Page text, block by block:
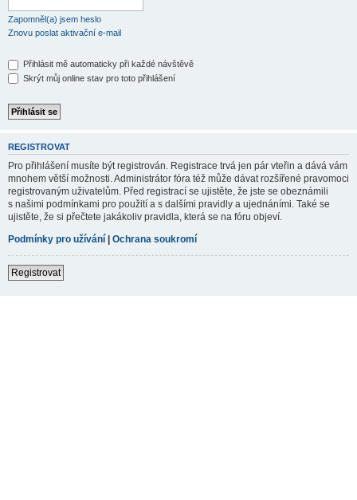
Zapomněl(a) jsem heslo
Znovu poslat aktivační e-mail
Přihlásit mě automaticky při každé návštěvě
Skrýt můj online stav pro toto přihlášení
REGISTROVAT
Pro přihlášení musíte být registrován. Registrace trvá jen pár vteřin a dává vám
mnohem větší možnosti. Administrátor fóra též může dávat rozšířené pravomoci
registrovaným uživatelům. Před registrací se ujistěte, že jste se obeznámili
s našimi podmínkami pro použití a s dalšími pravidly a ujednáními. Také se
ujistěte, že si přečtete jakákoliv pravidla, která se na fóru objeví.
Podmínky pro užívání | Ochrana soukromí
Registrovat